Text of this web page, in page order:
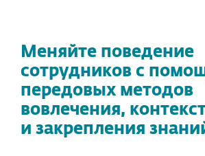
Меняйте поведение
сотрудников с
передовых методов
вовлечения,
и закрепления